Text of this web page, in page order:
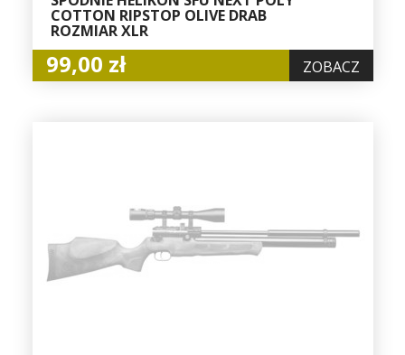
COTTON RIPSTOP OLIVE DRAB
ROZMIAR XLR
99,00 zł ZOBACZ